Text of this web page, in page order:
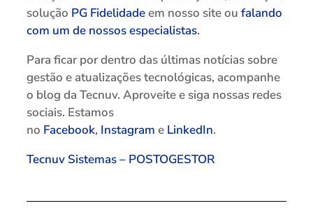
solução PG Fidelidadeem nosso site ou falando
com um de nossos especialistas.
Para ficar por dentro das últimas notícias sobre
gestão e atualizações tecnológicas, acompanhe
o blog da Tecnuv. Aproveite e siga nossas redes
sociais. Estamos
no Facebook, Instagram e LinkedIn.
Tecnuv Sistemas – POSTOGESTOR